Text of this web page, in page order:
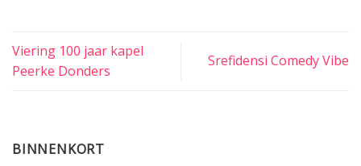
Viering 100 jaar kapel
Peerke Donders
Srefidensi Comedy Vibe
BINNENKORT